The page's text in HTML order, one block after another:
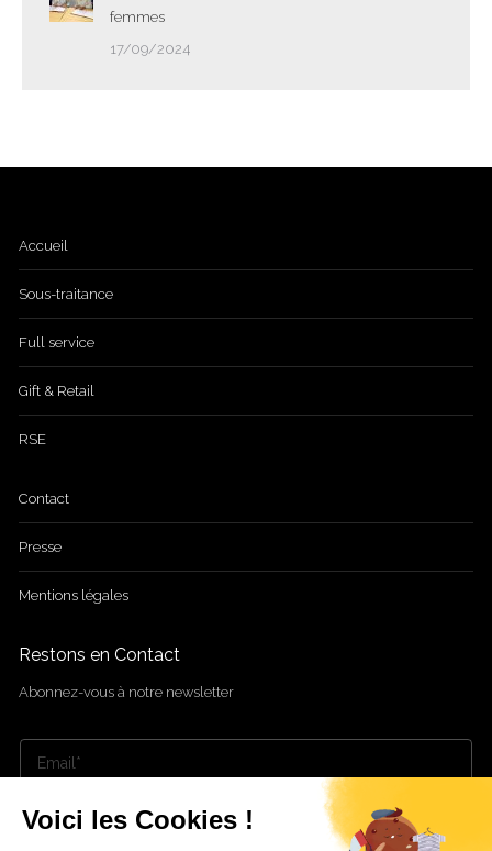
Voici les Cookies !
femmes
17/09/2024
Accueil
Sous-traitance
Full service
Gift & Retail
RSE
Contact
Presse
Mentions légales
Restons en Contact
Abonnez-vous à notre newsletter
Envoyer